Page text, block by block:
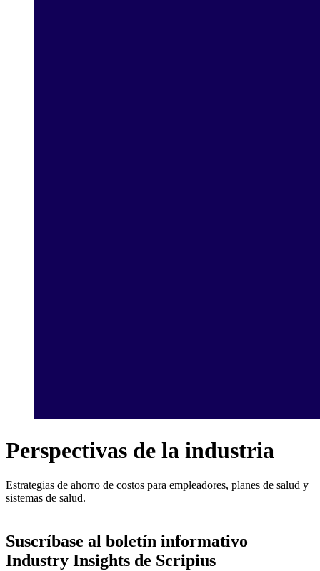
Perspectivas de la industria
Estrategias de ahorro de costos para empleadores, planes de salud y
sistemas de salud.
Suscríbase al boletín informativo
Industry Insights de Scripius